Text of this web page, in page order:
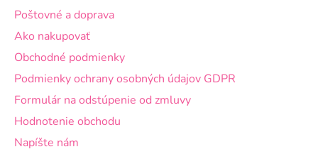
Poštovné a doprava
Ako nakupovať
Obchodné podmienky
Podmienky ochrany osobných údajov GDPR
Formulár na odstúpenie od zmluvy
Hodnotenie obchodu
Napíšte nám